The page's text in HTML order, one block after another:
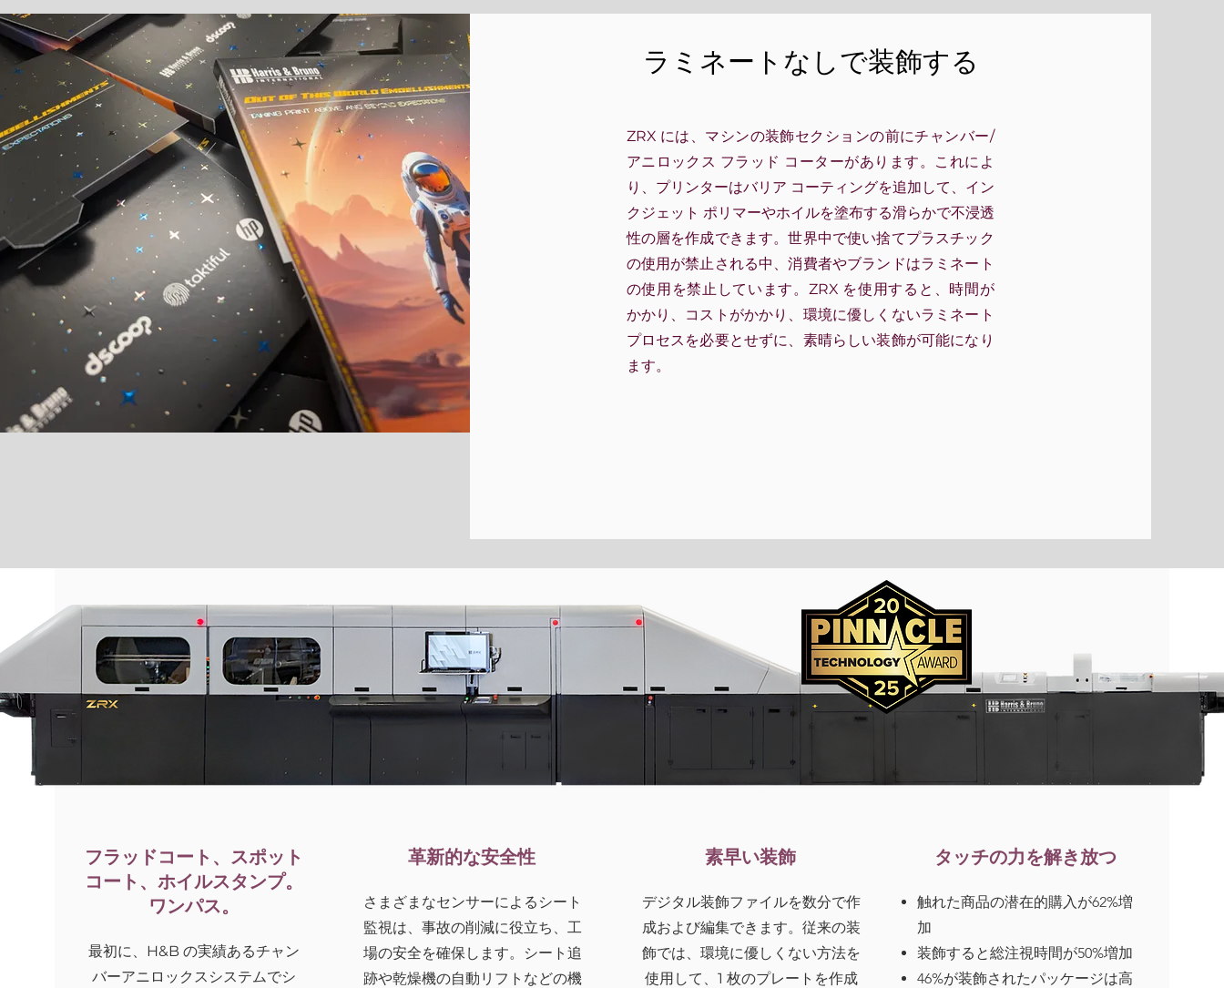
ラミネートなしで装飾する
ZRX には、マシンの装飾セクションの前にチャンバー/
アニロックス フラッド コーターがあります。これによ
り、プリンターはバリア コーティングを追加して、イン
クジェット ポリマーやホイルを塗布する滑らかで不浸透
性の層を作成できます。世界中で使い捨てプラスチック
の使用が禁止される中、消費者やブランドはラミネート
の使用を禁止しています。ZRX を使用すると、時間が
かかり、コストがかかり、環境に優しくないラミネート
プロセスを必要とせずに、素晴らしい装飾が可能になり
ます。
フラッドコート、スポット
コート、ホイルスタンプ。
ワンパス。
最初に、H&B の実績あるチャン
バーアニロックスシステムでシ
革新的な安全性
さまざまなセンサーによるシート
監視は、事故の削減に役立ち、工
場の安全を確保します。シート追
跡や乾燥機の自動リフトなどの機
素早い装飾
デジタル装飾ファイルを数分で作
成および編集できます。従来の装
飾では、環境に優しくない方法を
使用して、1 枚のプレートを作成
タッチの力を解き放つ
触れた商品の潜在的購入が62%増
加
装飾すると総注視時間が50%増加
46%が装飾されたパッケージは高